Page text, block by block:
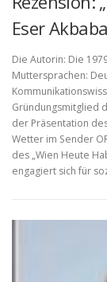
Eser
Die Autorin: Die
Muttersprachen:
Gründungsmitglied
der Präsentation
Wetter im Sender
des „Wien Heute
engagiert sich für